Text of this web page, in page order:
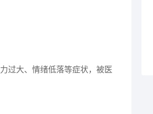
过大、情绪低落等症状，被医